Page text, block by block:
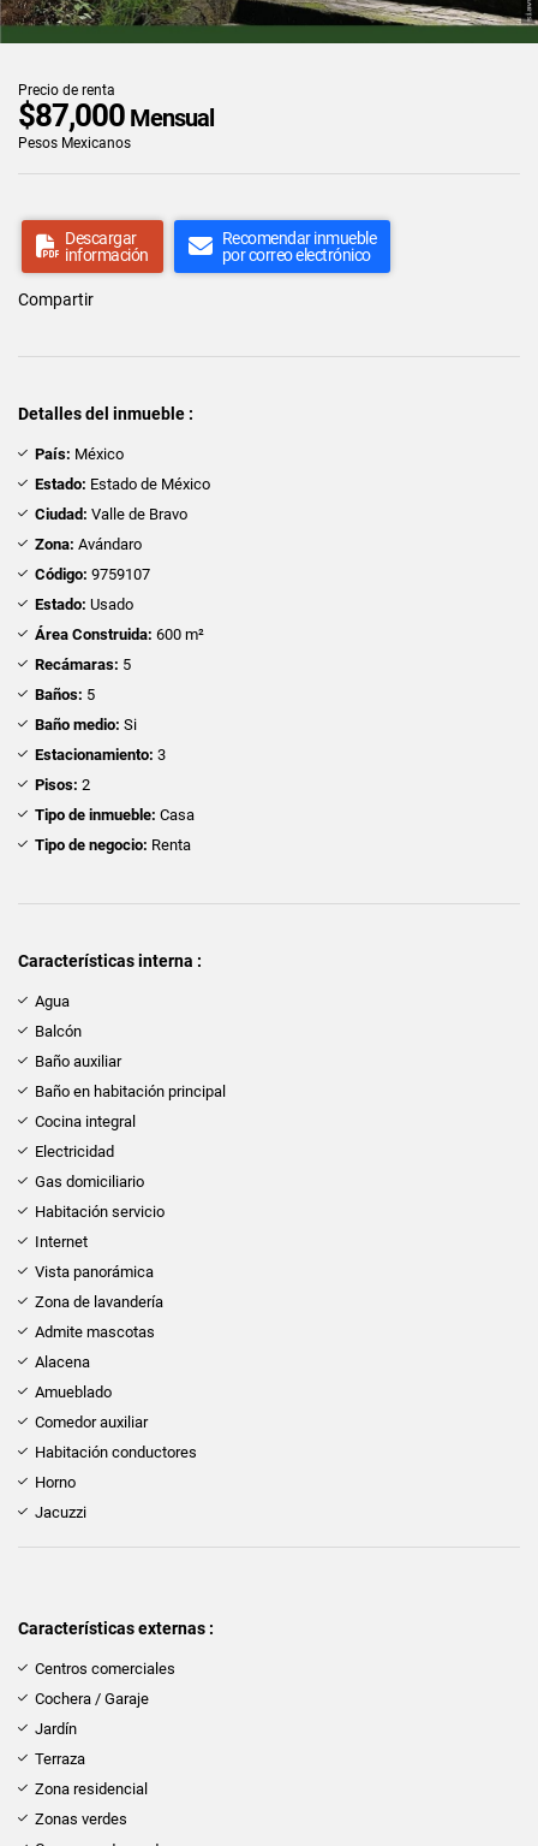
Precio de renta
$87,000 Mensual
Pesos Mexicanos
Descargar
información
Recomendar inmueble
por correo electrónico
Compartir
Detalles del inmueble :
País: México
Estado: Estado de México
Ciudad: Valle de Bravo
Zona: Avándaro
Código: 9759107
Estado: Usado
Área Construida: 600 m²
Recámaras: 5
Baños: 5
Baño medio: Si
Estacionamiento: 3
Pisos: 2
Tipo de inmueble: Casa
Tipo de negocio: Renta
Características interna :
Agua
Balcón
Baño auxiliar
Baño en habitación principal
Cocina integral
Electricidad
Gas domiciliario
Habitación servicio
Internet
Vista panorámica
Zona de lavandería
Admite mascotas
Alacena
Amueblado
Comedor auxiliar
Habitación conductores
Horno
Jacuzzi
Características externas :
Centros comerciales
Cochera / Garaje
Jardín
Terraza
Zona residencial
Zonas verdes